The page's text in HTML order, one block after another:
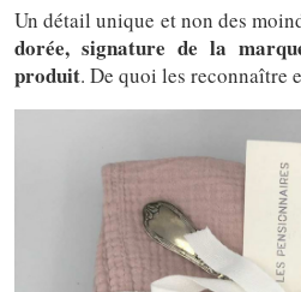
Un détail unique et non des
dorée, signature de la
produit. De quoi les reconnaître